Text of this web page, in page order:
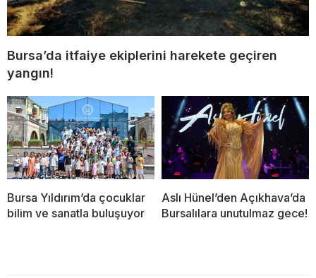
Bursa’da itfaiye ekiplerini harekete geçiren
yangın!
Bursa Yıldırım’da çocuklar
bilim ve sanatla buluşuyor
Aslı Hünel’den Açıkhava’da
Bursalılara unutulmaz gece!